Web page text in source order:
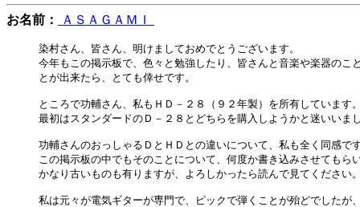
お名前： ＡＳＡＧＡＭＩ
染村さん、皆さん、明けましておめでとうございます。
今年もこの掲示板で、色々と勉強したり、皆さんと音楽や楽器のこ
とが出来たら、とても倖せです。
ところで功輔さん、私もＨＤ－２８（９２年製）を所有しています
最初はスタンダードのＤ－２８とどちらを購入しようかと迷いい
功輔さんのおっしゃるＤとＨＤとの違いについて、私も全く同感で
この掲示板の中でもそのことについて、何度か書き込みさせてもら
かなり古いものも有りますが、よろしかったら読んで見てください
私は元々が電気ギターが専門で、ピックで弾くことが殆どでしたが